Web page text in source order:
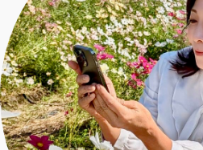
カルチャー
50代のお悩み
チームJマダムランキング
チームJマダム特集
あら、素敵☆ 手帖
占い
イヴルルド遙華の12星座占
スペシャル占い
試し読み
エクラ通販
エクラプレミアムNEWS
from編集部